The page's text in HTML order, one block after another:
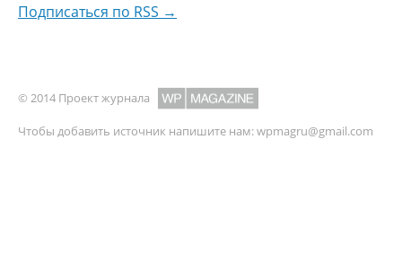
Подписаться по RSS →
© 2014 Проект журнала
Чтобы добавить источник напишите нам:wpmagru@gmail.com